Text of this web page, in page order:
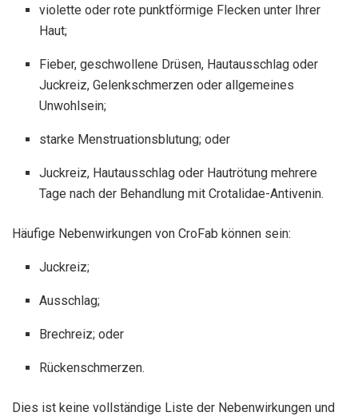
violette oder rote punktförmige Flecken unter Ihrer
Haut;
Fieber, geschwollene Drüsen, Hautausschlag oder
Juckreiz, Gelenkschmerzen oder allgemeines
Unwohlsein;
starke Menstruationsblutung; oder
Juckreiz, Hautausschlag oder Hautrötung mehrere
Tage nach der Behandlung mit Crotalidae-Antivenin.
Häufige Nebenwirkungen von CroFab können sein:
Juckreiz;
Ausschlag;
Brechreiz; oder
Rückenschmerzen.
Dies ist keine vollständige Liste der Nebenwirkungen und